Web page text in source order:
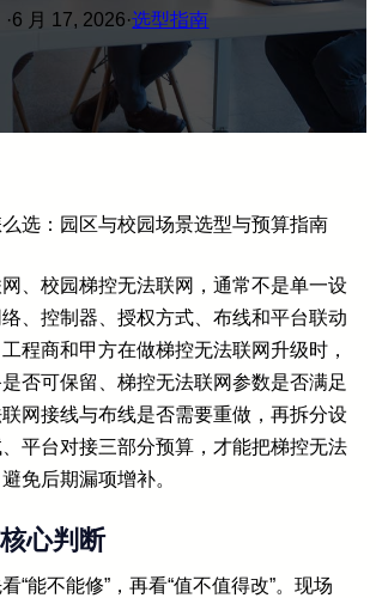
·6 月 17, 2026·选型指南
选：园区与校园场景选型与预算指南
、校园梯控无法联网，通常不是单一设
、控制器、授权方式、布线和平台联动
程商和甲方在做梯控无法联网升级时，
否可保留、梯控无法联网参数是否满足
网接线与布线是否需要重做，再拆分设
平台对接三部分预算，才能把梯控无法
免后期漏项增补。
心判断
“能不能修”，再看“值不值得改”。现场